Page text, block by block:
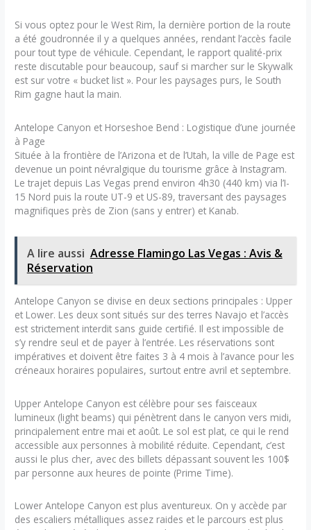
Si vous optez pour le West Rim, la dernière portion de la route
a été goudronnée il y a quelques années, rendant l’accès facile
pour tout type de véhicule. Cependant, le rapport qualité-prix
reste discutable pour beaucoup, sauf si marcher sur le Skywalk
est sur votre « bucket list ». Pour les paysages purs, le South
Rim gagne haut la main.
Antelope Canyon et Horseshoe Bend : Logistique d’une journée
à Page
Située à la frontière de l’Arizona et de l’Utah, la ville de Page est
devenue un point névralgique du tourisme grâce à Instagram.
Le trajet depuis Las Vegas prend environ 4h30 (440 km) via l’I-
15 Nord puis la route UT-9 et US-89, traversant des paysages
magnifiques près de Zion (sans y entrer) et Kanab.
A lire aussi Adresse Flamingo Las Vegas : Avis &
Réservation
Antelope Canyon se divise en deux sections principales : Upper
et Lower. Les deux sont situés sur des terres Navajo et l’accès
est strictement interdit sans guide certifié. Il est impossible de
s’y rendre seul et de payer à l’entrée. Les réservations sont
impératives et doivent être faites 3 à 4 mois à l’avance pour les
créneaux horaires populaires, surtout entre avril et septembre.
Upper Antelope Canyon est célèbre pour ses faisceaux
lumineux (light beams) qui pénètrent dans le canyon vers midi,
principalement entre mai et août. Le sol est plat, ce qui le rend
accessible aux personnes à mobilité réduite. Cependant, c’est
aussi le plus cher, avec des billets dépassant souvent les 100$
par personne aux heures de pointe (Prime Time).
Lower Antelope Canyon est plus aventureux. On y accède par
des escaliers métalliques assez raides et le parcours est plus